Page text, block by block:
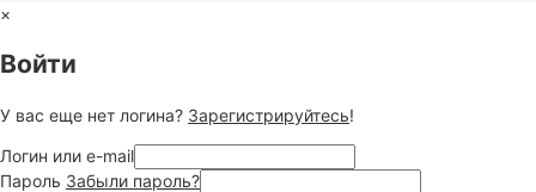
×
Войти
У вас еще нет логина? Зарегистрируйтесь!
Логин или e-mail
Пароль Забыли пароль?